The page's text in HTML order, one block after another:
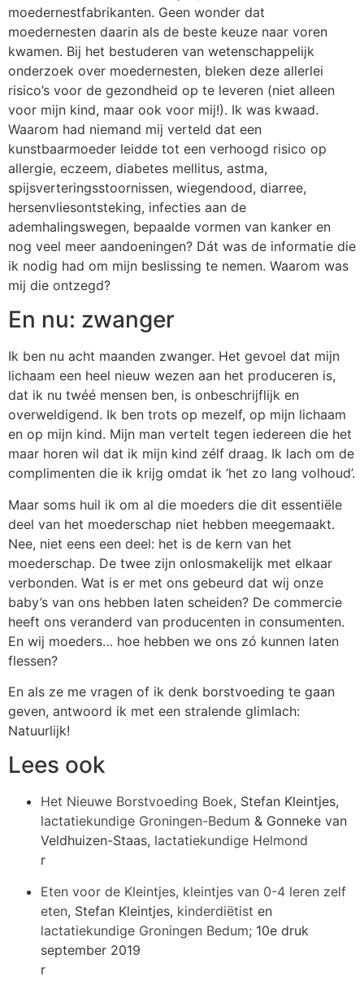
moedernestfabrikanten. Geen wonder dat
moedernesten daarin als de beste keuze naar voren
kwamen. Bij het bestuderen van wetenschappelijk
onderzoek over moedernesten, bleken deze allerlei
risico’s voor de gezondheid op te leveren (niet alleen
voor mijn kind, maar ook voor mij!). Ik was kwaad.
Waarom had niemand mij verteld dat een
kunstbaarmoeder leidde tot een verhoogd risico op
allergie, eczeem, diabetes mellitus, astma,
spijsverteringsstoornissen, wiegendood, diarree,
hersenvliesontsteking, infecties aan de
ademhalingswegen, bepaalde vormen van kanker en
nog veel meer aandoeningen? Dát was de informatie die
ik nodig had om mijn beslissing te nemen. Waarom was
mij die ontzegd?
En nu: zwanger
Ik ben nu acht maanden zwanger. Het gevoel dat mijn
lichaam een heel nieuw wezen aan het produceren is,
dat ik nu twéé mensen ben, is onbeschrijflijk en
overweldigend. Ik ben trots op mezelf, op mijn lichaam
en op mijn kind. Mijn man vertelt tegen iedereen die het
maar horen wil dat ik mijn kind zélf draag. Ik lach om de
complimenten die ik krijg omdat ik ‘het zo lang volhoud’.
Maar soms huil ik om al die moeders die dit essentiële
deel van het moederschap niet hebben meegemaakt.
Nee, niet eens een deel: het is de kern van het
moederschap. De twee zijn onlosmakelijk met elkaar
verbonden. Wat is er met ons gebeurd dat wij onze
baby’s van ons hebben laten scheiden? De commercie
heeft ons veranderd van producenten in consumenten.
En wij moeders… hoe hebben we ons zó kunnen laten
flessen?
En als ze me vragen of ik denk borstvoeding te gaan
geven, antwoord ik met een stralende glimlach:
Natuurlijk!
Lees ook
Het Nieuwe Borstvoeding Boek, Stefan Kleintjes,
lactatiekundige Groningen-Bedum & Gonneke van
Veldhuizen-Staas, lactatiekundige Helmond
r
Eten voor de Kleintjes, kleintjes van 0-4 leren zelf
eten, Stefan Kleintjes, kinderdiëtist en
lactatiekundige Groningen Bedum; 10e druk
september 2019
r